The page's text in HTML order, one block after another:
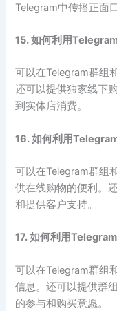
Telegram中传播正面
15. 如何利用
可以在Telegram群组
还可以提供独家线下
到实体店消费。
16. 如何利用
可以在Telegram群组
供在线购物的便利。
和提供客户支持。
17. 如何利用
可以在Telegram群组
信息。还可以提供群
的参与和购买意愿。